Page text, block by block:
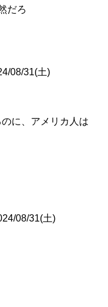
だろ
08/31(土)
に、アメリカ人は
08/31(土)